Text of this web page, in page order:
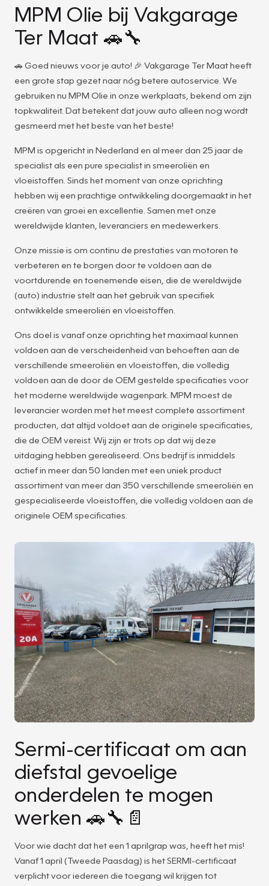
MPM Olie bij Vakgarage
Ter Maat 🚗🔧
🚗 Goed nieuws voor je auto! 🎉 Vakgarage Ter Maat heeft
een grote stap gezet naar nóg betere autoservice. We
gebruiken nu MPM Olie in onze werkplaats, bekend om zijn
topkwaliteit. Dat betekent dat jouw auto alleen nog wordt
gesmeerd met het beste van het beste!
MPM is opgericht in Nederland en al meer dan 25 jaar de
specialist als een pure specialist in smeeroliën en
vloeistoffen. Sinds het moment van onze oprichting
hebben wij een prachtige ontwikkeling doorgemaakt in het
creëren van groei en excellentie. Samen met onze
wereldwijde klanten, leveranciers en medewerkers.
Onze missie is om continu de prestaties van motoren te
verbeteren en te borgen door te voldoen aan de
voortdurende en toenemende eisen, die de wereldwijde
(auto) industrie stelt aan het gebruik van specifiek
ontwikkelde smeeroliën en vloeistoffen.
Ons doel is vanaf onze oprichting het maximaal kunnen
voldoen aan de verscheidenheid van behoeften aan de
verschillende smeeroliën en vloeistoffen, die volledig
voldoen aan de door de OEM gestelde specificaties voor
het moderne wereldwijde wagenpark. MPM moest de
leverancier worden met het meest complete assortiment
producten, dat altijd voldoet aan de originele specificaties,
die de OEM vereist. Wij zijn er trots op dat wij deze
uitdaging hebben gerealiseerd. Ons bedrijf is inmiddels
actief in meer dan 50 landen met een uniek product
assortiment van meer dan 350 verschillende smeeroliën en
gespecialiseerde vloeistoffen, die volledig voldoen aan de
originele OEM specificaties.
Sermi-certificaat om aan
diefstal gevoelige
onderdelen te mogen
werken 🚗🔧📄
Voor wie dacht dat het een 1 aprilgrap was, heeft het mis!
Vanaf 1 april (Tweede Paasdag) is het SERMI-certificaat
verplicht voor iedereen die toegang wil krijgen tot